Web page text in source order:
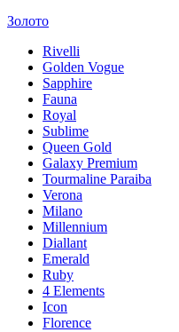
Золото
Rivelli
Golden Vogue
Sapphire
Fauna
Royal
Sublime
Queen Gold
Galaxy Premium
Tourmaline Paraiba
Verona
Milano
Millennium
Diallant
Emerald
Ruby
4 Elements
Icon
Florence